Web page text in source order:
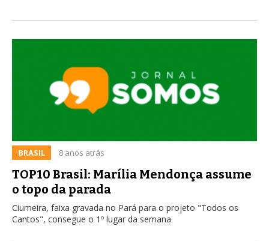
BRASIL 8 anos atrás
TOP10 Brasil: Marília Mendonça assume
o topo da parada
Ciumeira, faixa gravada no Pará para o projeto "Todos os
Cantos", consegue o 1º lugar da semana